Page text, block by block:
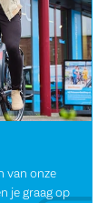
van onze
je graag op